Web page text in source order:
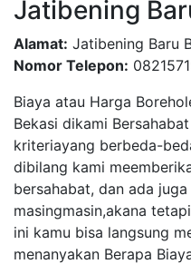
Jatibening
Alamat: Jatibening Baru
Nomor Telepon:
Biaya atau Harga
Bekasi dikami
kriteriayang berbeda-
dibilang kami
bersahabat, dan ada
masingmasin,akana
ini kamu bisa langsung
menanyakan Berapa